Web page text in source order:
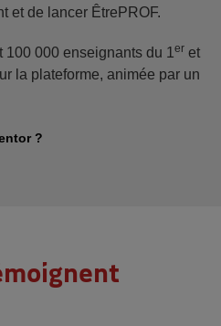
et de lancer ÊtrePROF.
000 enseignants du 1 er et
la plateforme, animée par un
?